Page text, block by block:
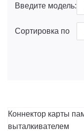
Введите модель:
Сортировка по
Коннектор карты
выталкивателем